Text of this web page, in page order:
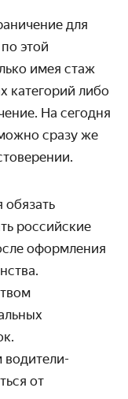
для
этой
имея стаж
категорий либо
На сегодня
сразу же
обязать
российские
оформления
водители-
от